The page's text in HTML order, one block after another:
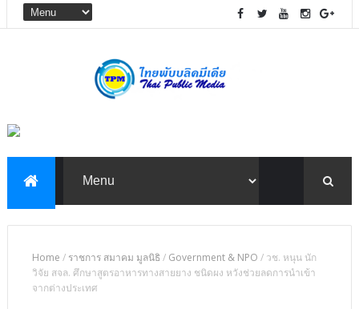
Home / ราชการ สมาคม มูลนิธิ / Government & NPO / วช. หนุน นัก
วิจัย สจล. ศึกษาสูตรอาหารทางสายยาง ชนิดผง หวังช่วยลดการนำเข้า
จากต่างประเทศ